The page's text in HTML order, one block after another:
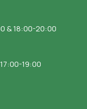
& 18:00-20:00
19:00